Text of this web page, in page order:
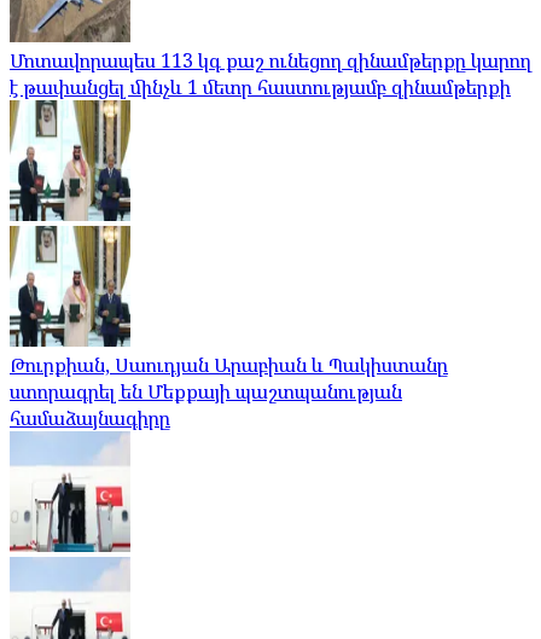
Մոտավորապես 113 կգ քաշ ունեցող զինամթերքը կարող
է թափանցել մինչև 1 մետր հաստությամբ զինամթերքի
Թուրքիան, Սաուդյան Արաբիան և Պակիստանը
ստորագրել են Մեքքայի պաշտպանության
համաձայնագիրը